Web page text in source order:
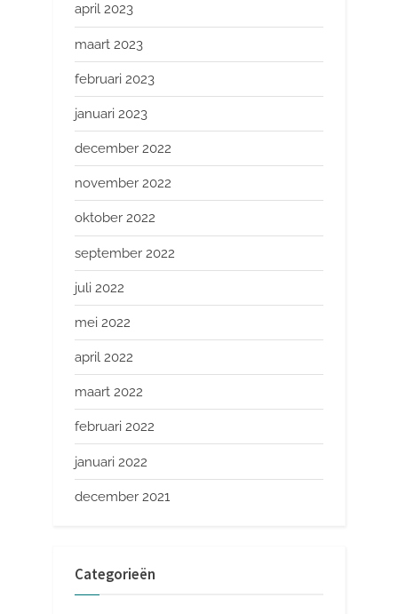
april 2023
maart 2023
februari 2023
januari 2023
december 2022
november 2022
oktober 2022
september 2022
juli 2022
mei 2022
april 2022
maart 2022
februari 2022
januari 2022
december 2021
Categorieën